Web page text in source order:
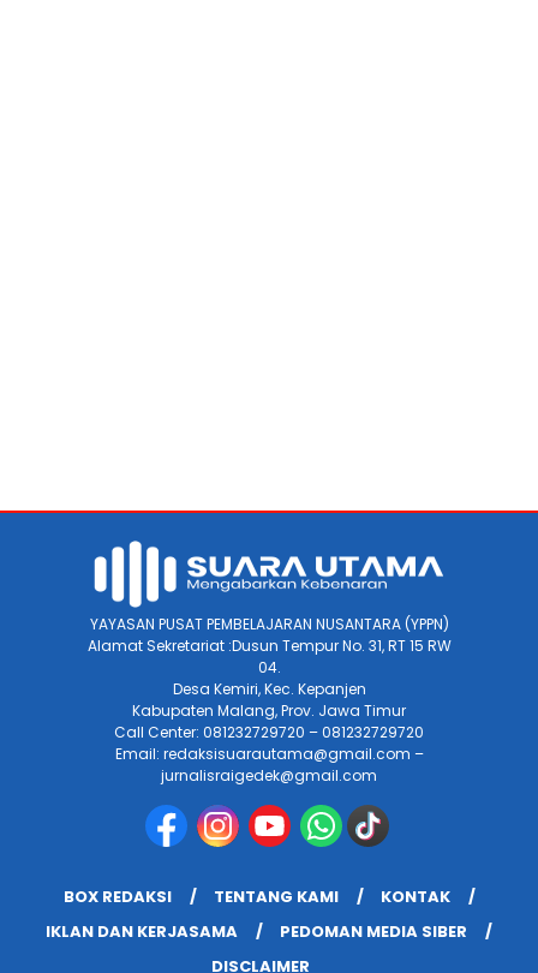
YAYASAN PUSAT PEMBELAJARAN NUSANTARA (YPPN)
Alamat Sekretariat :Dusun Tempur No. 31, RT 15 RW
04.
Desa Kemiri, Kec. Kepanjen
Kabupaten Malang, Prov. Jawa Timur
Call Center: 081232729720 – 081232729720
Email: redaksisuarautama@gmail.com –
jurnalisraigedek@gmail.com
BOX REDAKSI TENTANG KAMI
KONTAK
IKLAN DAN KERJASAMA
PEDOMAN MEDIA SIBER
DISCLAIMER